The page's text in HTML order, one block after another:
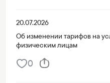
20.07.2026
Об изменении тарифов на
физическим лицам
0